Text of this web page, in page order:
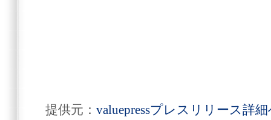
提供元： valuepressプレスリリース詳